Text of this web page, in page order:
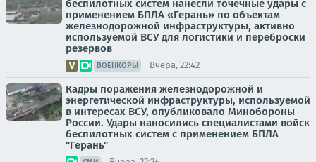
беспилотных систем нанесли точечные удары с
применением БПЛА «Герань» по объектам
железнодорожной инфраструктуры, активно
используемой ВСУ для логистики и переброски
резервов
ВОЕНКОРЫ Вчера, 22:42
Кадры поражения железнодорожной и
энергетической инфраструктуры, используемой
в интересах ВСУ, опубликовало Минобороны
России. Удары наносились специалистами войск
беспилотных систем с применением БПЛА
"Герань"